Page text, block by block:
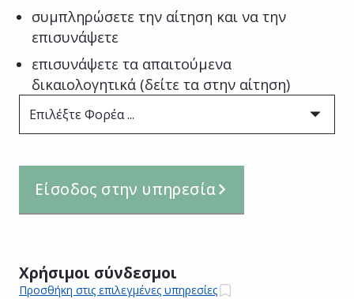
συμπληρώσετε την αίτηση και να την
επισυνάψετε
επισυνάψετε τα απαιτούμενα
δικαιολογητικά (δείτε τα στην αίτηση)
Επιλέξτε Φορέα ...
Είσοδος στην υπηρεσία
Χρήσιμοι σύνδεσμοι
Προσθήκη στις επιλεγμένες υπηρεσίες